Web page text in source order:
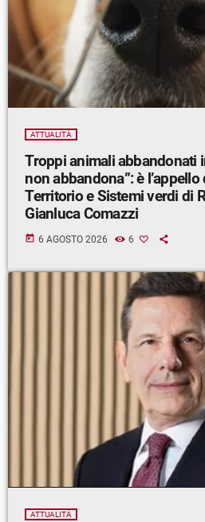
ATTUALITÀ
Troppi animali abbandonati in
non abbandona”: è l’appello dell’assessore al
Territorio e Sistemi verdi di
Gianluca Comazzi
today 6 AGOSTO 2026 6
ATTUALITÀ